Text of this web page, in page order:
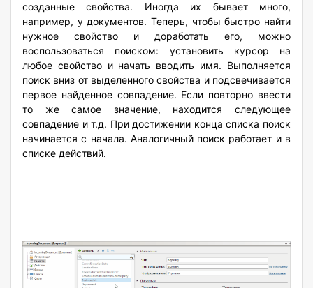
созданные свойства. Иногда их бывает много,
например, у документов. Теперь, чтобы быстро найти
нужное свойство и доработать его, можно
воспользоваться поиском: установить курсор на
любое свойство и начать вводить имя. Выполняется
поиск вниз от выделенного свойства и подсвечивается
первое найденное совпадение. Если повторно ввести
то же самое значение, находится следующее
совпадение и т.д. При достижении конца списка поиск
начинается с начала. Аналогичный поиск работает и в
списке действий.